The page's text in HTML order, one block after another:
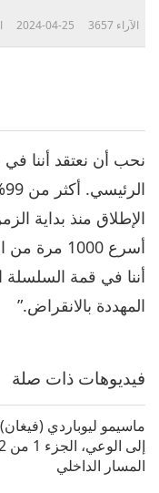
2024-04-25 3657 الآراء
نحب أن نعتقد أننا في
الإطلاق منذ بداية
أسرع 1000
أننا في قمة السلسلة
المهددة بالانقراض.”
فيديوهات ذات صلة
ماسيمو ليوباردي
المسار الداخلي